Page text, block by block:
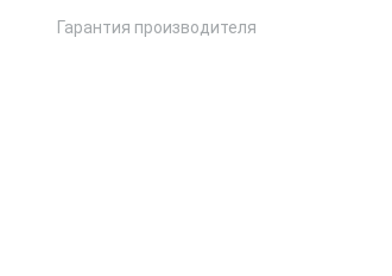
Гарантия производителя